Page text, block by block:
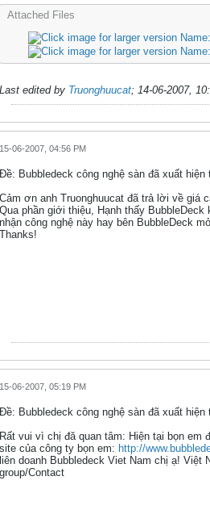
Attached Files
Last edited by Truonghuucat; 14-06-2007,
15-06-2007, 04:56 PM
Ðề: Bubbledeck công nghệ sàn đã xuất hiện
Cảm ơn anh Truonghuucat đã trả lời về giá
Qua phần giới thiệu, Hạnh thấy
nhận công nghệ này hay bên BubbleDeck
Thanks!
15-06-2007, 05:19 PM
Ðề: Bubbledeck công nghệ sàn đã xuất hiện
Rất vui vì chị đă quan tâm: Hiện tại bọn em
site của công ty bọn em: http://
liên doanh Bubbledeck Viet Nam chị ạ!
group/Contact